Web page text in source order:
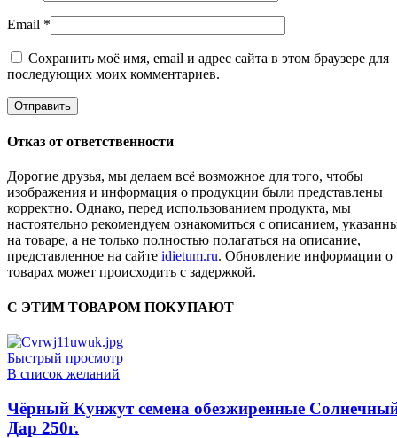
Email *
Сохранить моё имя, email и адрес сайта в этом браузере для
последующих моих комментариев.
Отказ от ответственности
Дорогие друзья, мы делаем всё возможное для того, чтобы
изображения и информация о продукции были представлены
корректно. Однако, перед использованием продукта, мы
настоятельно рекомендуем ознакомиться с описанием,
на товаре, а не только полностью полагаться на описание,
представленное на сайте idietum.ru. Обновление информации о
товарах может происходить с задержкой.
С ЭТИМ ТОВАРОМ ПОКУПАЮТ
Быстрый просмотр
В список желаний
Чёрный Кунжут семена обезжиренные
Дар 250г.